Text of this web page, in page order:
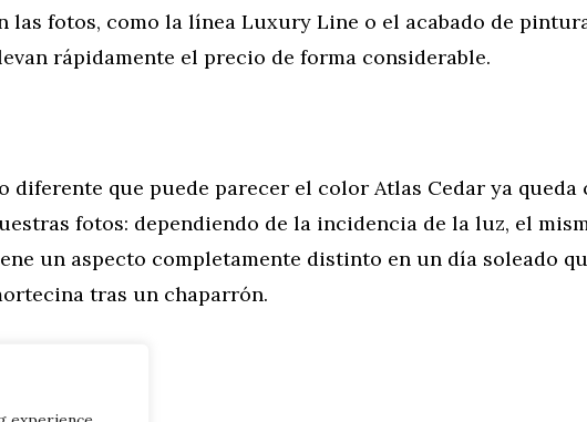
las fotos, como la línea Luxury Line o el acabado de
rápidamente el precio de forma considerable.
diferente que puede parecer el color Atlas Cedar ya queda
fotos: dependiendo de la incidencia de la luz, el
un aspecto completamente distinto en un día soleado
tras un chaparrón.